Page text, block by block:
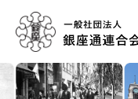
私たちについて